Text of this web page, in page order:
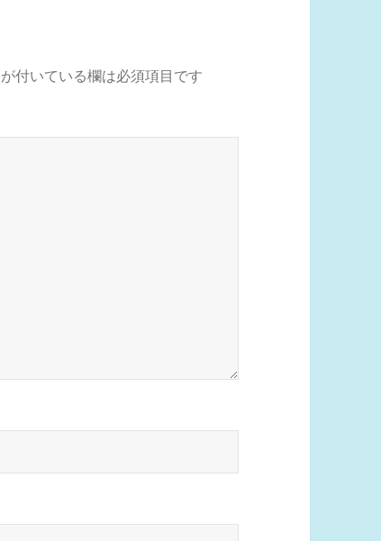
が付いている欄は必須項目です